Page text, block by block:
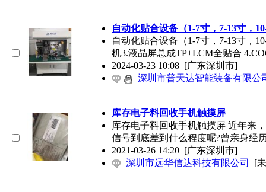
自动化贴合设备（1-7寸，7-13寸，
自动化贴合设备（1-7寸，7-13寸，
机3.液晶屏总成TP+LCM全贴合
2024-03-23 10:08 [广东深圳市]
深圳市普天达智能装备有限公
库存电子料回收手机触摸屏
库存电子料回收手机触摸屏 近年来
信号到底差到什么程度呢?曾亲身经
2021-03-26 14:20 [广东深圳市]
深圳市远华信达科技有限公司
[